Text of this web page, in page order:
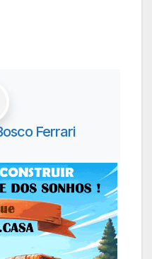
Ferrari